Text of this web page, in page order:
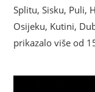
Splitu, Sisku, Puli,
Osijeku, Kutini,
prikazalo više od